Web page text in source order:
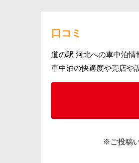
口コミ
道の駅 河北への車中泊情
車中泊の快適度や売店や
※ご投稿